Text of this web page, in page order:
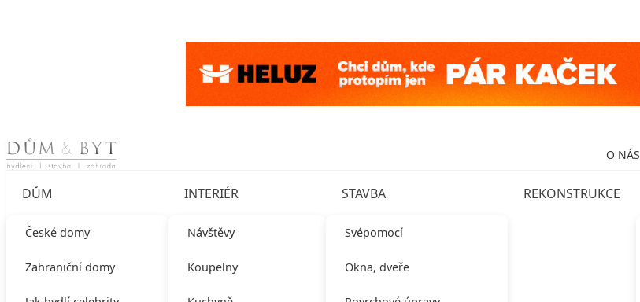
Skip to content O NÁS
DŮM
České domy
Zahraniční domy
INTERIÉR
Návštěvy
Koupelny
STAVBA
Svépomocí
Okna, dveře
REKONSTRUKCE